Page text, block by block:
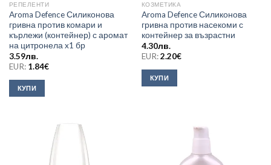
РЕПЕЛЕНТИ
Aroma Defence Силиконова
гривна против комари и
кърлежи (контейнер) с аромат
на цитронела x1 бр
3.59лв.
EUR: 1.84€
КУПИ
КОЗМЕТИКА
Aroma Defence Силиконова
гривна против насекоми с
контейнер за възрастни
4.30лв.
EUR:2.20€
КУПИ